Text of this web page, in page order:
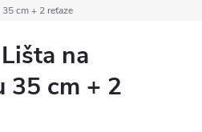
cm + 2 reťaze
na
35 cm + 2